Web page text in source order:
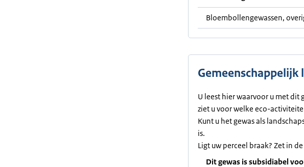
Bloembollengewassen,
Gemeenschappelijk
U leest hier waarvoor u met
ziet u voor welke eco-
Kunt u het gewas als
is.
Ligt uw perceel braak? Zet in
Dit gewas is subsidiabel